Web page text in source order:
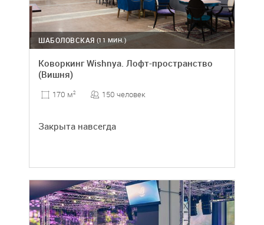
(11 МИН.)
ШАБОЛОВСКАЯ
Коворкинг Wishnya. Лофт-пространство
(Вишня)
170 м2 150 человек
Закрыта навсегда